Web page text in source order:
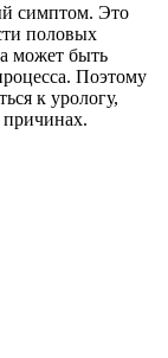
симптом. Это
половых
может быть
Поэтому
к урологу,
причинах.